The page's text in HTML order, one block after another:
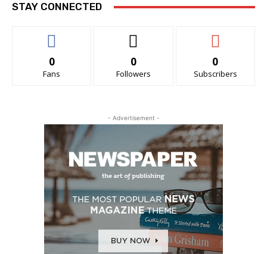
STAY CONNECTED
0
Fans
0
Followers
0
Subscribers
- Advertisement -